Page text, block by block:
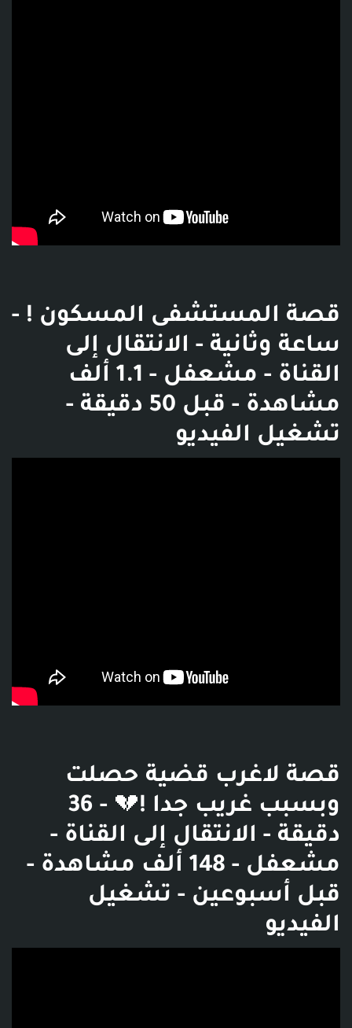
قصة المستشفى المسكون ! -
ساعة وثانية - الانتقال إلى
القناة - مشعفل - 1.1 ألف
مشاهدة - قبل 50 دقيقة -
تشغيل الفيديو
قصة لاغرب قضية حصلت
وبسبب غريب جدا !💔 - 36
دقيقة - الانتقال إلى القناة -
مشعفل - 148 ألف مشاهدة -
قبل أسبوعين - تشغيل
الفيديو